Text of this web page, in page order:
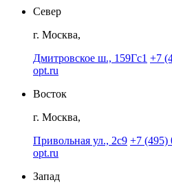
Север
г. Москва,
Дмитровское ш., 159Гс1 +7
opt.ru
Восток
г. Москва,
Привольная ул., 2с9 +7 (495)
opt.ru
Запад